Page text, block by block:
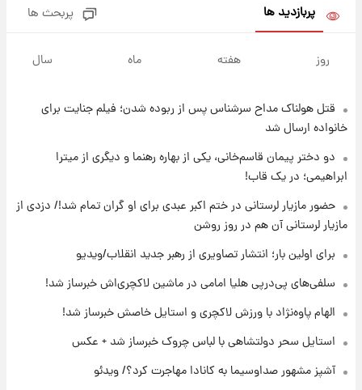
۱۷ ساعت پیش
لیونل مسی عزادار شد! + جزئیات
۲۱ ساعت پیش
لحظه برخورد رعد و برق به ساختمان مرکز تجارت
جهانی در آمریکا + فیلم
۲۱ ساعت پیش
برای اولین بار؛ انتشار تصاویری از رهبر جدید
انقلاب/ویدیو
پربازدید ها پربحث ها
روز هفته ماه سال
قتل هولناک مداح سرشناس پس از ربوده شدن؛ فیلم جنایت برای
خانواده ارسال شد
دو دختر پیمان قاسم‌خانی، یکی از بهاره رهنما و دیگری از میترا
ابراهیمی؛ در یک قاب!
حضور مازیار لرستانی در ختم اکبر عبدی برای او گران تمام شد!/ دزدی از
مازیار لرستانی آن هم در روز روشن
برای اولین بار؛ انتشار تصاویری از رهبر جدید انقلاب/ویدیو
سلفی‌های پی‌درپی هلیا امامی در ماشین لاکچری‌اش خبرساز شد!
الهام پاوه‌نژاد با ورزش لاکچری و استایل خاصش خبرساز شد!
استایل سحر دولتشاهی با لباس چروک خبرساز شد + عکس
آشپز مشهور صداوسیما به کانادا مهاجرت کرد؟/ ویدئو